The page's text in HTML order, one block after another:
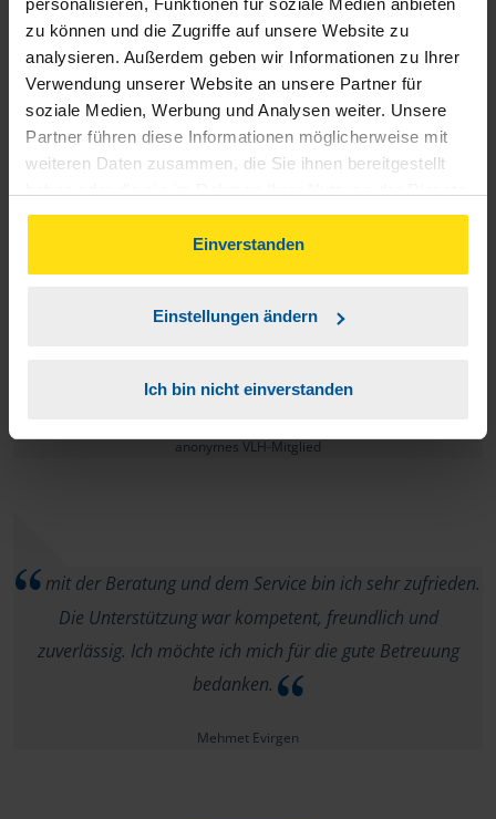
personalisieren, Funktionen für soziale Medien anbieten
zu können und die Zugriffe auf unsere Website zu
analysieren. Außerdem geben wir Informationen zu Ihrer
Verwendung unserer Website an unsere Partner für
soziale Medien, Werbung und Analysen weiter. Unsere
Partner führen diese Informationen möglicherweise mit
weiteren Daten zusammen, die Sie ihnen bereitgestellt
gesammelt haben. Indem Sie auf Einverstanden klicken,
können Sie der Verwendung von Cookies, gemäß
unserer
Einverstanden
Einstellungen ändern
Ich bin nicht einverstanden
Herr Auel hat mich sehr gut beraten und mir wirklich
weitergeholfen
anonymes VLH-Mitglied
die hervorragende Arbeit ausdrücken. Der Berater hat
präzise und hat alle meine Erwartungen übertroffen.
anonymes VLH-Mitglied
mit der Beratung und dem Service bin ich sehr zufrieden.
Die Unterstützung war kompetent, freundlich und
zuverlässig. Ich möchte ich mich für die gute Betreuung
bedanken.
Mehmet Evirgen